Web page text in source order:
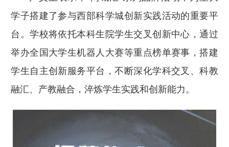
学子搭建了参与西部科学城创新实践活动的重要平
台。学校将依托本科生院学生交叉创新中心，通过
举办全国大学生机器人大赛等重点榜单赛事，搭建
学生自主创新服务平台，不断深化学科交叉、科教
融汇、产教融合，淬炼学生实践和创新能力。